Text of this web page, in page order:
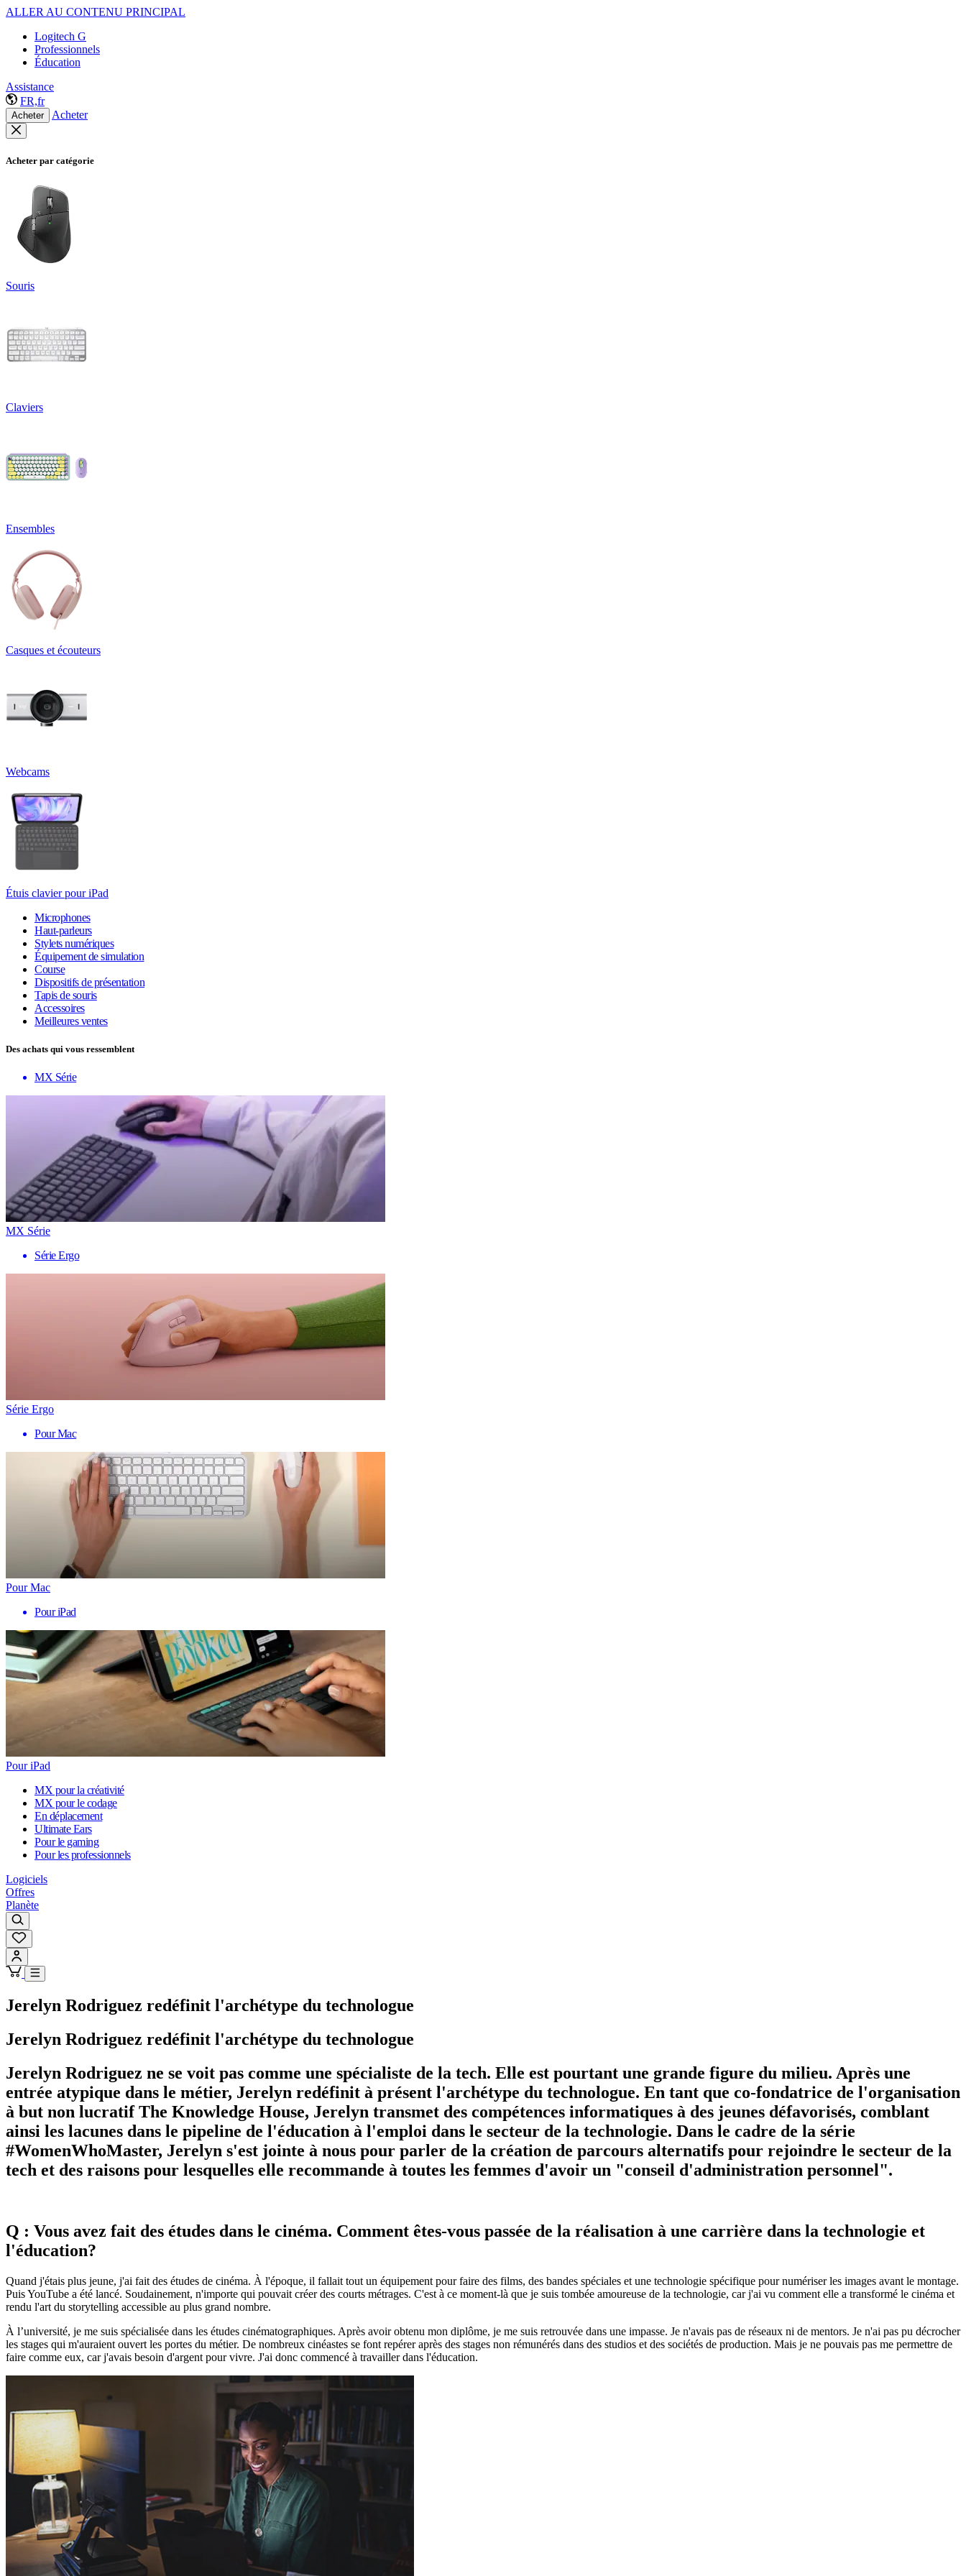
ALLER AU CONTENU PRINCIPAL
Logitech G
Professionnels
Éducation
Assistance
FR,fr
Acheter Acheter
Acheter par catégorie
Souris
Claviers
Ensembles
Casques et écouteurs
Webcams
Étuis clavier pour iPad
Microphones
Haut-parleurs
Stylets numériques
Équipement de simulation
Course
Dispositifs de présentation
Tapis de souris
Accessoires
Meilleures ventes
Des achats qui vous ressemblent
MX Série
MX Série
Série Ergo
Série Ergo
Pour Mac
Pour Mac
Pour iPad
Pour iPad
MX pour la créativité
MX pour le codage
En déplacement
Ultimate Ears
Pour le gaming
Pour les professionnels
Logiciels
Offres
Planète
Jerelyn Rodriguez redéfinit l'archétype du technologue
Jerelyn Rodriguez redéfinit l'archétype du technologue
Jerelyn Rodriguez ne se voit pas comme une spécialiste de la tech. Elle est pourtant une grande figure du milieu. Après une
entrée atypique dans le métier, Jerelyn redéfinit à présent l'archétype du technologue. En tant que co-fondatrice de l'organisation
à but non lucratif The Knowledge House, Jerelyn transmet des compétences informatiques à des jeunes défavorisés, comblant
ainsi les lacunes dans le pipeline de l'éducation à l'emploi dans le secteur de la technologie. Dans le cadre de la série
#WomenWhoMaster, Jerelyn s'est jointe à nous pour parler de la création de parcours alternatifs pour rejoindre le secteur de la
tech et des raisons pour lesquelles elle recommande à toutes les femmes d'avoir un "conseil d'administration personnel".
Q : Vous avez fait des études dans le cinéma. Comment êtes-vous passée de la réalisation à une carrière dans la technologie et
l'éducation?
Quand j'étais plus jeune, j'ai fait des études de cinéma. À l'époque, il fallait tout un équipement pour faire des films, des bandes spéciales et une technologie spécifique pour numériser les images avant le montage.
Puis YouTube a été lancé. Soudainement, n'importe qui pouvait créer des courts métrages. C'est à ce moment-là que je suis tombée amoureuse de la technologie, car j'ai vu comment elle a transformé le cinéma et
rendu l'art du storytelling accessible au plus grand nombre.
À l’université, je me suis spécialisée dans les études cinématographiques. Après avoir obtenu mon diplôme, je me suis retrouvée dans une impasse. Je n'avais pas de réseaux ni de mentors. Je n'ai pas pu décrocher
les stages qui m'auraient ouvert les portes du métier. De nombreux cinéastes se font repérer après des stages non rémunérés dans des studios et des sociétés de production. Mais je ne pouvais pas me permettre de
faire comme eux, car j'avais besoin d'argent pour vivre. J'ai donc commencé à travailler dans l'éducation.